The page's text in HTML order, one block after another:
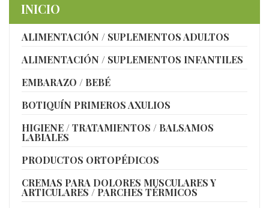
INICIO
ALIMENTACIÓN / SUPLEMENTOS ADULTOS
ALIMENTACIÓN / SUPLEMENTOS INFANTILES
EMBARAZO / BEBÉ
BOTIQUÍN PRIMEROS AXULIOS
HIGIENE / TRATAMIENTOS / BALSAMOS
LABIALES
PRODUCTOS ORTOPÉDICOS
CREMAS PARA DOLORES MUSCULARES Y
ARTICULARES / PARCHES TÉRMICOS